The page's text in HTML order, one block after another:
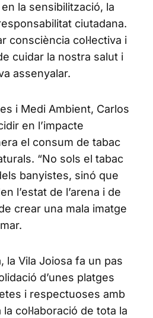
la sensibilització, la
ciutadana.
consciència col·lectiva i
cuidar la nostra salut i
assenyalar.
i Medi Ambient, Carlos
en l’impacte
el consum de tabac
“No sols el tabac
banyistes, sinó que
l’estat de l’arena i de
crear una mala imatge
la Vila Joiosa fa un pas
d’unes platges
i respectuoses amb
la col·laboració de tota la